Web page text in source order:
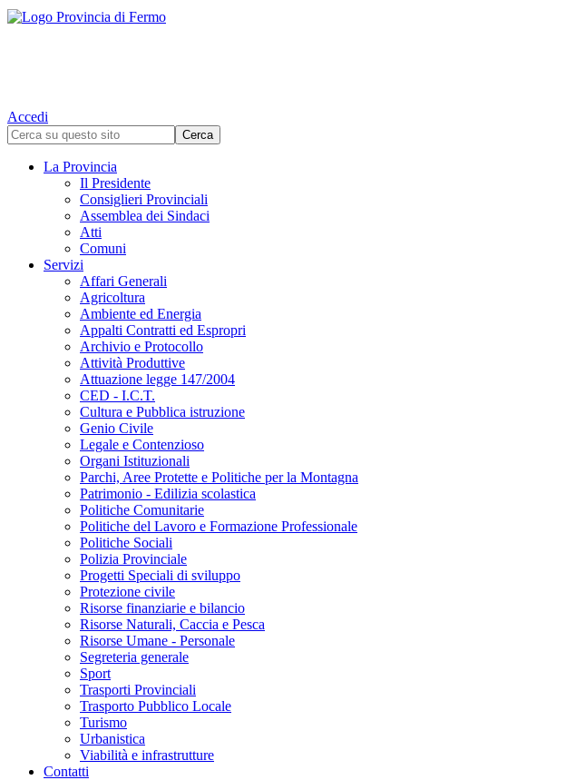
Accedi
La Provincia
Il Presidente
Consiglieri Provinciali
Assemblea dei Sindaci
Atti
Comuni
Servizi
Affari Generali
Agricoltura
Ambiente ed Energia
Appalti Contratti ed Espropri
Archivio e Protocollo
Attività Produttive
Attuazione legge 147/2004
CED - I.C.T.
Cultura e Pubblica istruzione
Genio Civile
Legale e Contenzioso
Organi Istituzionali
Parchi, Aree Protette e Politiche per la Montagna
Patrimonio - Edilizia scolastica
Politiche Comunitarie
Politiche del Lavoro e Formazione Professionale
Politiche Sociali
Polizia Provinciale
Progetti Speciali di sviluppo
Protezione civile
Risorse finanziarie e bilancio
Risorse Naturali, Caccia e Pesca
Risorse Umane - Personale
Segreteria generale
Sport
Trasporti Provinciali
Trasporto Pubblico Locale
Turismo
Urbanistica
Viabilità e infrastrutture
Contatti